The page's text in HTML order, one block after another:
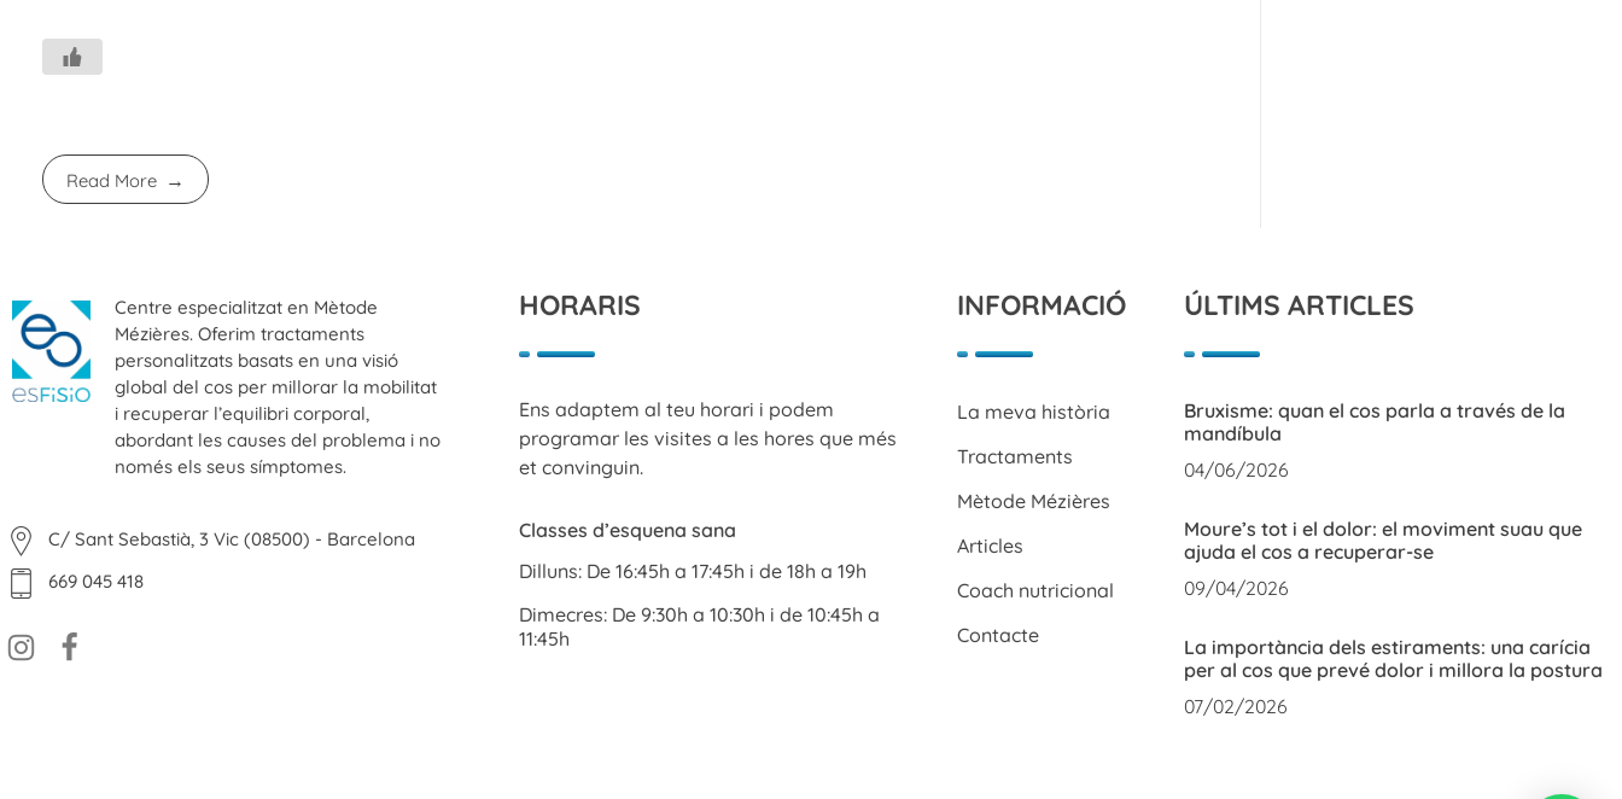
Read More
Centre especialitzat en Mètode
Mézières. Oferim tractaments
personalitzats basats en una visió
global del cos per millorar la mobilitat
i recuperar l’equilibri corporal,
abordant les causes del problema i no
només els seus símptomes.
C/ Sant Sebastià, 3 Vic (08500) - Barcelona
669 045 418
HORARIS
Ens adaptem al teu horari i podem
programar les visites a les hores que més
et convinguin.
Classes d’esquena sana
Dilluns: De 16:45h a 17:45h i de 18h a 19h
Dimecres: De 9:30h a 10:30h i de 10:45h a
11:45h
INFORMACIÓ
La meva història
Tractaments
Mètode Mézières
Articles
Coach nutricional
Contacte
ÚLTIMS ARTICLES
Bruxisme: quan el cos parla a través de la
mandíbula
04/06/2026
Moure’s tot i el dolor: el moviment suau que
ajuda el cos a recuperar-se
09/04/2026
La importància dels estiraments: una carícia
per al cos que prevé dolor i millora la postura
07/02/2026